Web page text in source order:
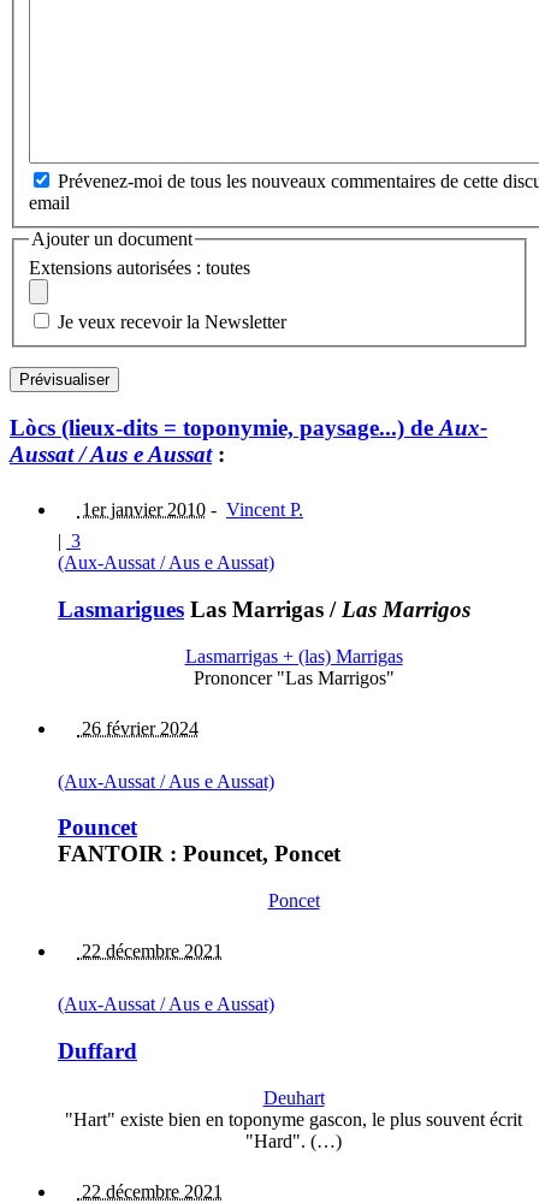
Prévenez-moi de tous les nouveaux commentaires de cette
email
Ajouter un document
Extensions autorisées : toutes
Je veux recevoir la Newsletter
Lòcs (lieux-dits = toponymie, paysage...) de Aux-
Aussat / Aus e Aussat:
1er janvier 2010 - Vincent P.
| 3
(Aux-Aussat / Aus e Aussat)
Lasmarigues Las Marrigas / Las Marrigos
Lasmarrigas + (las) Marrigas
Prononcer "Las Marrigos"
26 février 2024
(Aux-Aussat / Aus e Aussat)
Pouncet
FANTOIR : Pouncet, Poncet
Poncet
22 décembre 2021
(Aux-Aussat / Aus e Aussat)
Duffard
Deuhart
"Hart" existe bien en toponyme gascon, le plus souvent écrit
"Hard". (…)
22 décembre 2021